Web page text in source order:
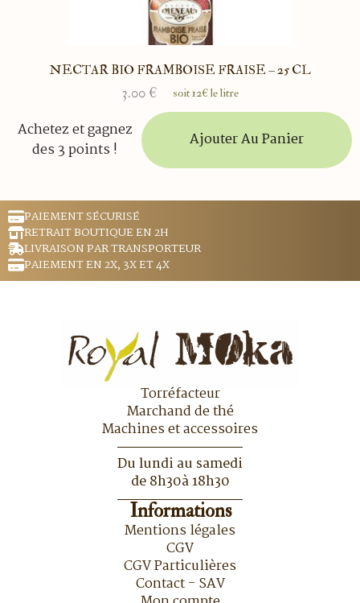
NECTAR BIO FRAMBOISE FRAISE – 25 CL
3.00 € soit 12€ le litre
Achetez et gagnez
des 3 points !
Ajouter Au Panier
PAIEMENT SÉCURISÉ
RETRAIT BOUTIQUE EN 2H
LIVRAISON PAR TRANSPORTEUR
PAIEMENT EN 2X, 3X ET 4X
Torréfacteur
Marchand de thé
Machines et accessoires
Du lundi au samedi
de 8h30à 18h30
Informations
Mentions légales
CGV
CGV Particulières
Contact - SAV